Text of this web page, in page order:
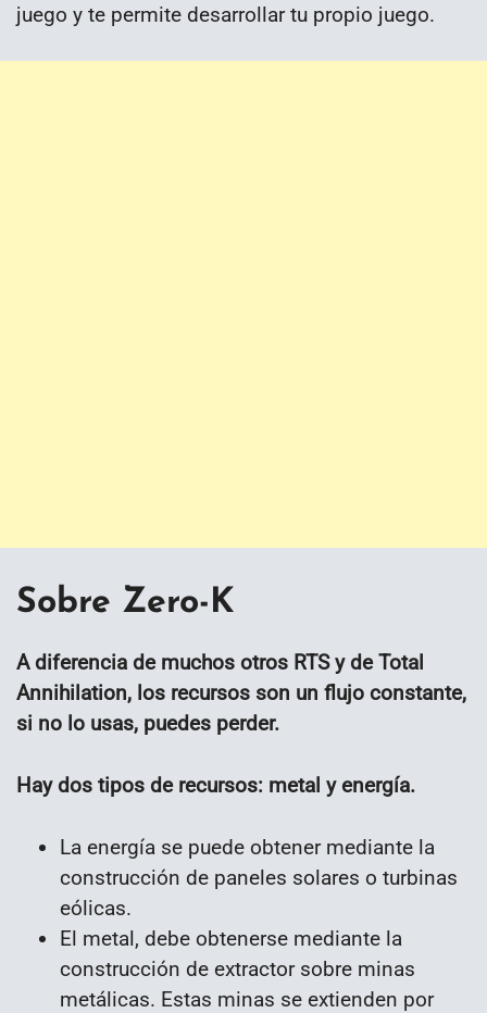
juego y te permite desarrollar tu propio juego.
Sobre Zero-K
A diferencia de muchos otros RTS y de Total
Annihilation, los recursos son un flujo constante,
si no lo usas, puedes perder.
Hay dos tipos de recursos: metal y energía.
La energía se puede obtener mediante la
construcción de paneles solares o turbinas
eólicas.
El metal, debe obtenerse mediante la
construcción de extractor sobre minas
metálicas. Estas minas se extienden por